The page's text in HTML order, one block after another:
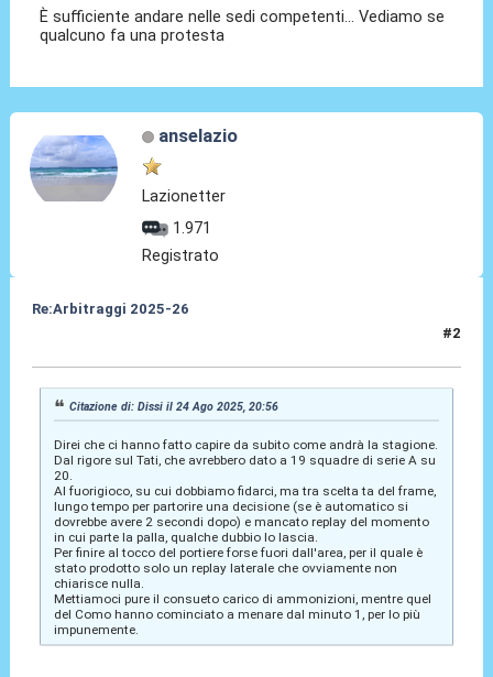
È sufficiente andare nelle sedi competenti... Vediamo se
qualcuno fa una protesta
anselazio
Lazionetter
1.971
Registrato
Re:Arbitraggi 2025-26
#2
Citazione di: Dissi il 24 Ago 2025, 20:56
Direi che ci hanno fatto capire da subito come andrà la stagione.
Dal rigore sul Tati, che avrebbero dato a 19 squadre di serie A su
20.
Al fuorigioco, su cui dobbiamo fidarci, ma tra scelta ta del frame,
lungo tempo per partorire una decisione (se è automatico si
dovrebbe avere 2 secondi dopo) e mancato replay del momento
in cui parte la palla, qualche dubbio lo lascia.
Per finire al tocco del portiere forse fuori dall'area, per il quale è
stato prodotto solo un replay laterale che ovviamente non
chiarisce nulla.
Mettiamoci pure il consueto carico di ammonizioni, mentre quel
del Como hanno cominciato a menare dal minuto 1, per lo più
impunemente.